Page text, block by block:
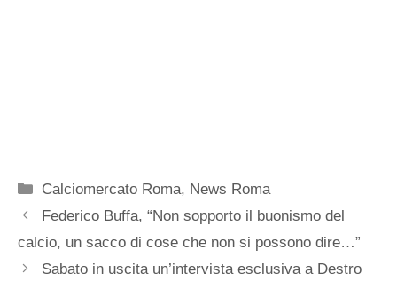
Categorie
Calciomercato Roma, News Roma
Federico Buffa, “Non sopporto il buonismo del
calcio, un sacco di cose che non si possono dire…”
Sabato in uscita un’intervista esclusiva a Destro